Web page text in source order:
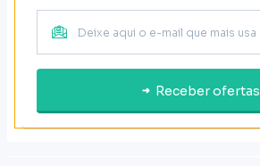
Receber ofertas